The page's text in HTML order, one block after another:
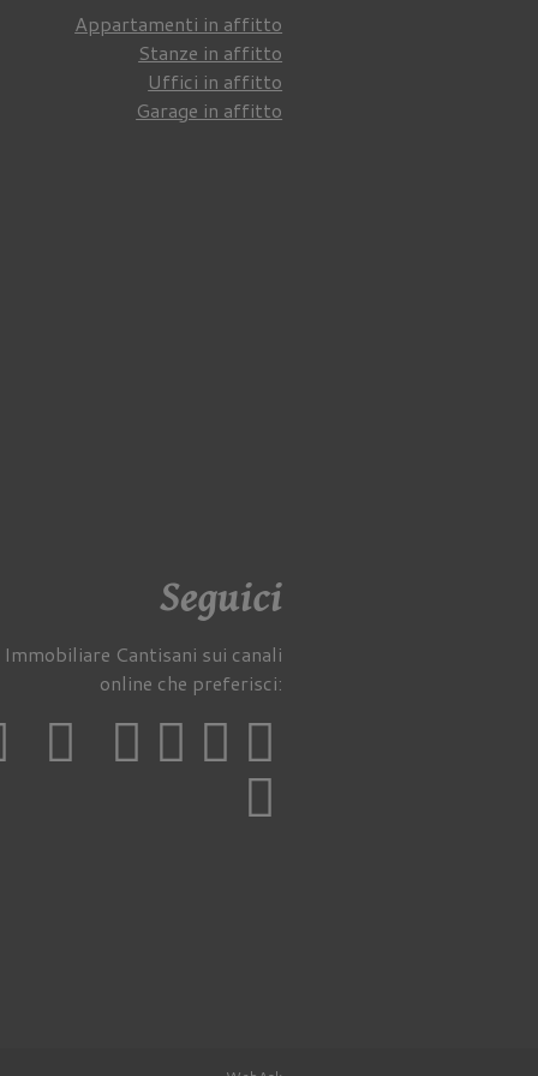
Appartamenti in affitto
Stanze in affitto
Uffici in affitto
Garage in affitto
Seguici
Immobiliare Cantisani sui canali
online che preferisci: